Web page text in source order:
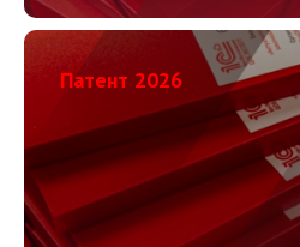
Патент 2026